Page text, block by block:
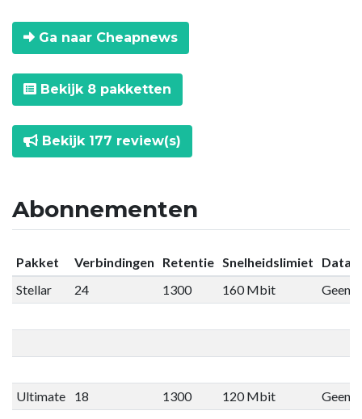
Ga naar Cheapnews
Bekijk 8 pakketten
Bekijk 177 review(s)
Abonnementen
Pakket Verbindingen Retentie Snelheidslimiet
Stellar
24 1300 160 Mbit Geen
Ultimate 18 1300 120 Mbit Geen